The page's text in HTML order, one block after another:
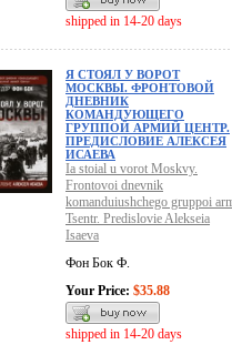
shipped in 14-20 days
Я СТОЯЛ У ВОРОТ
МОСКВЫ. ФРОНТОВОЙ
ДНЕВНИК
КОМАНДУЮЩЕГО
ГРУППОЙ АРМИЙ ЦЕНТР.
ПРЕДИСЛОВИЕ АЛЕКСЕЯ
ИСАЕВА
Ia stoial u vorot Moskvy.
Frontovoi dnevnik
komanduiushchego gruppoi
Tsentr. Predislovie Alekseia
Isaeva
Фон Бок Ф.
Your Price: $35.88
shipped in 14-20 days